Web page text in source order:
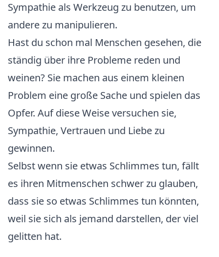
Sympathie als Werkzeug zu benutzen, um
andere zu manipulieren.
Hast du schon mal Menschen gesehen, die
ständig über ihre Probleme reden und
weinen? Sie machen aus einem kleinen
Problem eine große Sache und spielen das
Opfer. Auf diese Weise versuchen sie,
Sympathie, Vertrauen und Liebe zu
gewinnen.
Selbst wenn sie etwas Schlimmes tun, fällt
es ihren Mitmenschen schwer zu glauben,
dass sie so etwas Schlimmes tun könnten,
weil sie sich als jemand darstellen, der viel
gelitten hat.